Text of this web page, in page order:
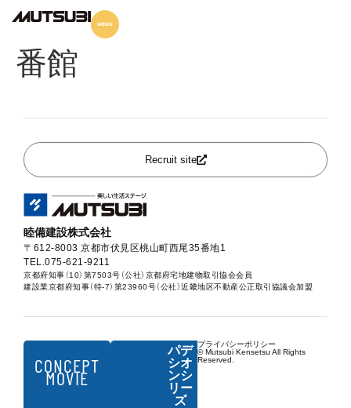
パデシオン伏見墨染Ⅱ
番館
Recruit site
睦備建設株式会社
〒612-8003 京都市伏見区桃山町西尾35番地1
TEL.075-621-9211
京都府知事（10）第7503号（公社）京都府宅地建物取引協会会員
建設業京都府知事（特-7）第23960号（公社）近畿地区不動産公正取引協議会加盟
CONCEPT
MOVIE
パデ
シオ
ンシ
リー
ズ
プライバシーポリシー
© Mutsubi Kensetsu All Rights
Reserved.